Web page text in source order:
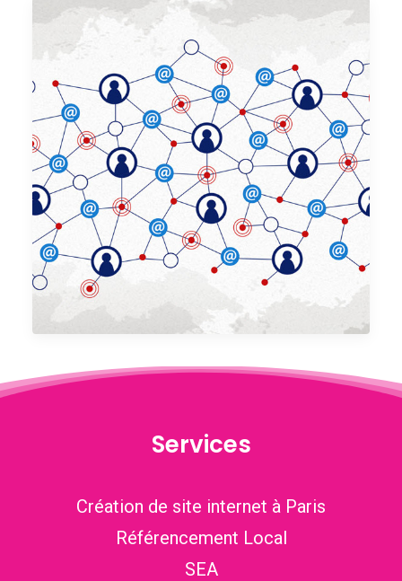
Services
Création de site internet à Paris
Référencement Local
SEA